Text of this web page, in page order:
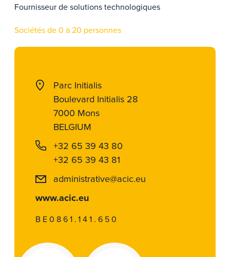
Fournisseur de solutions technologiques
Sociétés de 0 à 20 personnes
Parc Initialis
Boulevard Initialis 28
7000 Mons
BELGIUM
+32 65 39 43 80
+32 65 39 43 81
administrative@acic.eu
www.acic.eu
BE0861.141.650